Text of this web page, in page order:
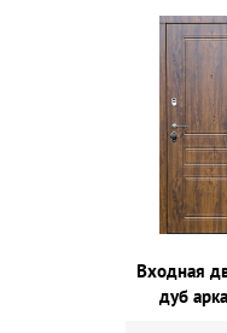
Входная
дуб